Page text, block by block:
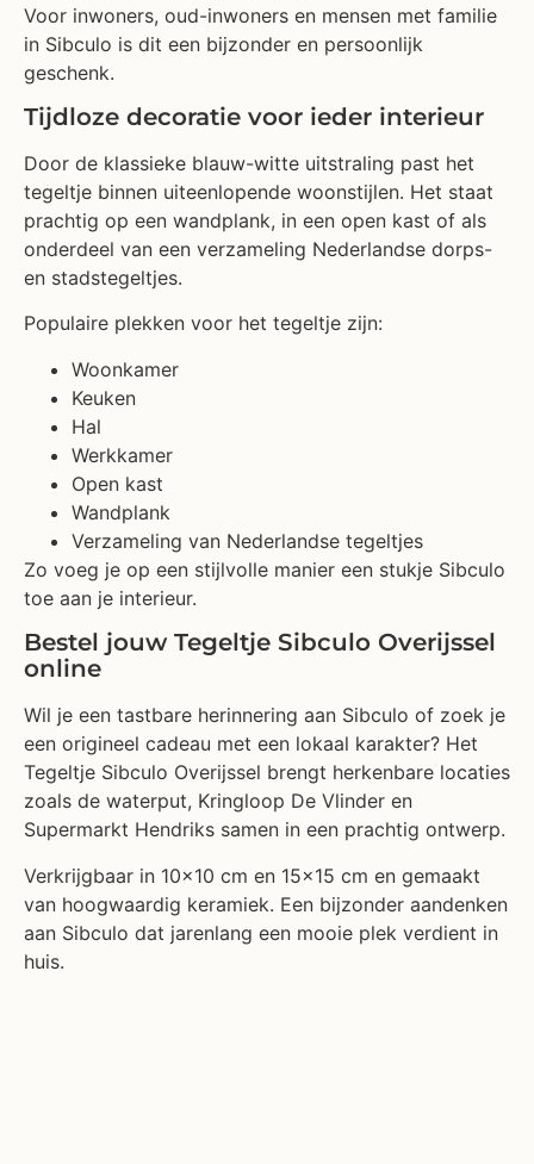
Voor inwoners, oud-inwoners en mensen met familie
in Sibculo is dit een bijzonder en persoonlijk
geschenk.
Tijdloze decoratie voor ieder interieur
Door de klassieke blauw-witte uitstraling past het
tegeltje binnen uiteenlopende woonstijlen. Het staat
prachtig op een wandplank, in een open kast of als
onderdeel van een verzameling Nederlandse dorps-
en stadstegeltjes.
Populaire plekken voor het tegeltje zijn:
Woonkamer
Keuken
Hal
Werkkamer
Open kast
Wandplank
Verzameling van Nederlandse tegeltjes
Zo voeg je op een stijlvolle manier een stukje Sibculo
toe aan je interieur.
Bestel jouw Tegeltje Sibculo Overijssel
online
Wil je een tastbare herinnering aan Sibculo of zoek je
een origineel cadeau met een lokaal karakter? Het
Tegeltje Sibculo Overijssel brengt herkenbare locaties
zoals de waterput, Kringloop De Vlinder en
Supermarkt Hendriks samen in een prachtig ontwerp.
Verkrijgbaar in 10×10 cm en 15×15 cm en gemaakt
van hoogwaardig keramiek. Een bijzonder aandenken
aan Sibculo dat jarenlang een mooie plek verdient in
huis.